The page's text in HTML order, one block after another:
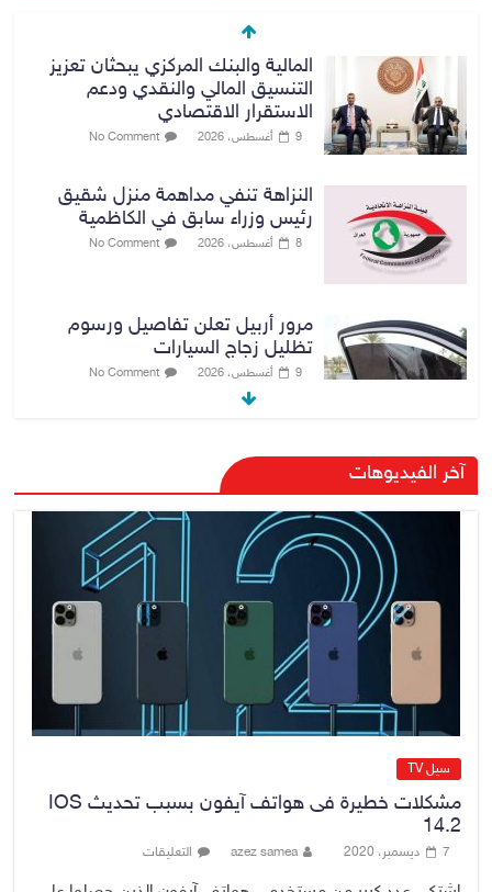
المالية والبنك المركزي يبحثان تعزيز
التنسيق المالي والنقدي ودعم
الاستقرار الاقتصادي
9 أغسطس، 2026 No Comment
النزاهة تنفي مداهمة منزل شقيق
رئيس وزراء سابق في الكاظمية
8 أغسطس، 2026 No Comment
مرور أربيل تعلن تفاصيل ورسوم
تظليل زجاج السيارات
9 أغسطس، 2026 No Comment
صدور أمر قبض بحق وزير العمل
السابق أحمد الأسدي
الدخيل يفتتح مستشفى الأورام
والطب النووي التخصصي في
الموصل
9 أغسطس، 2026 No Comment
آخر الفيديوهات
سيل TV
مشكلات خطيرة فى هواتف آيفون بسبب تحديث IOS
14.2
7 ديسمبر، 2020 azez samea التعليقات